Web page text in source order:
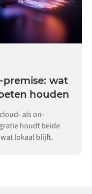
premise: wat
houden
als on-
houdt beide
lokaal blijft.